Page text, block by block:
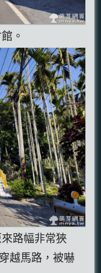
。
路幅非常狹
越馬路，被嚇